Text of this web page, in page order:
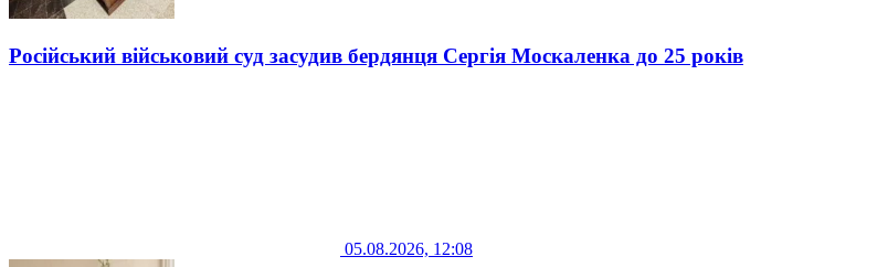
Російський військовий суд засудив бердянця Сергія Москаленка до 25 років
05.08.2026, 12:08